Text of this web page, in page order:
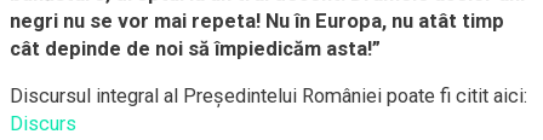
negri nu se vor mai repeta! Nu în Europa, nu atât timp
cât depinde de noi să împiedicăm asta!”
Discursul integral al Președintelui României poate fi citit aici:
Discurs